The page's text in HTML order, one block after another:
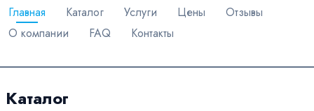
Главная Каталог Услуги Цены
Отзывы
О компании
FAQ Контакты
Каталог